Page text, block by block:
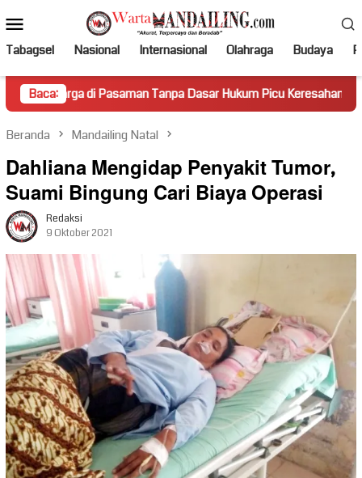
ke
kontenMobile
Tabagsel Nasional Internasional Olahraga Budaya
Baca:
Pasaman Tanpa Dasar Hukum Picu Keresahan Truk
Beranda Mandailing Natal
Dahliana Mengidap Penyakit Tumor,
Suami Bingung Cari Biaya Operasi
Redaksi
9 Oktober 2021